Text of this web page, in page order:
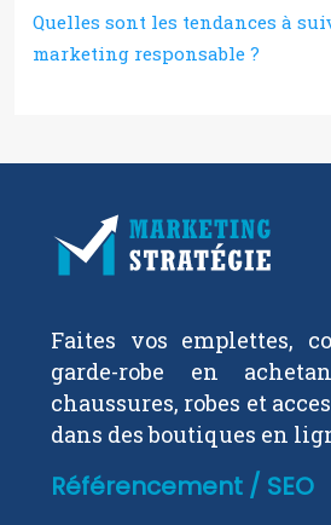
Quelles sont les tendances à
marketing responsable ?
Faites vos emplettes,
garde-robe en
chaussures, robes et
dans des boutiques en
Référencement / SEO